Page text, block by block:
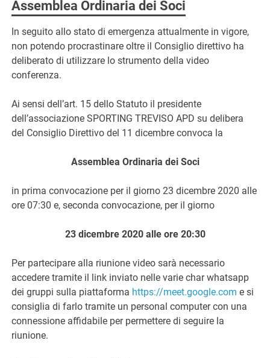
Assemblea Ordinaria dei Soci
In seguito allo stato di emergenza attualmente in vigore,
non potendo procrastinare oltre il Consiglio direttivo ha
deliberato di utilizzare lo strumento della video
conferenza.
Ai sensi dell’art. 15 dello Statuto il presidente
dell’associazione SPORTING TREVISO APD su delibera
del Consiglio Direttivo del 11 dicembre convoca la
Assemblea Ordinaria dei Soci
in prima convocazione per il giorno 23 dicembre 2020 alle
ore 07:30 e, seconda convocazione, per il giorno
23 dicembre 2020 alle ore 20:30
Per partecipare alla riunione video sarà necessario
accedere tramite il link inviato nelle varie char whatsapp
dei gruppi sulla piattaforma https://meet.google.com e si
consiglia di farlo tramite un personal computer con una
connessione affidabile per permettere di seguire la
riunione.